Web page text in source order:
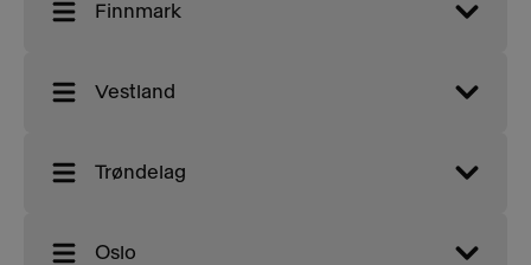
Finnmark
Vestland
Trøndelag
Oslo